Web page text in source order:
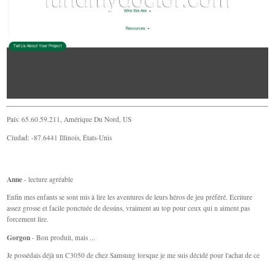
País: 65.60.59.211, Amérique Du Nord, US
Ciudad: -87.6441 Illinois, États-Unis
Anne - lecture agréable
Enfin mes enfants se sont mis à lire les aventures de leurs héros de jeu préféré. Ecriture
assez grosse et facile ponctuée de dessins, vraiment au top pour ceux qui n aiment pas
forcement lire.
Gorgon - Bon produit, mais ...
Je possédais déjà un C3050 de chez Samsung lorsque je me suis décidé pour l'achat de ce